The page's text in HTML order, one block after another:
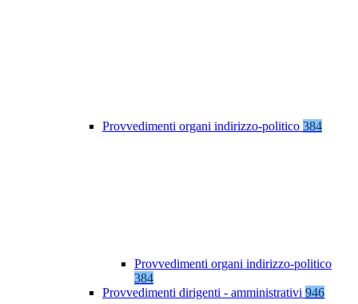
Provvedimenti organi indirizzo-politico 384
Provvedimenti organi indirizzo-politico
384
Provvedimenti dirigenti - amministrativi 946